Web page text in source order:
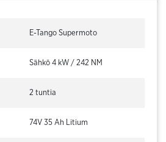
E-Tango Supermoto
Sähkö 4 kW / 242 NM
2 tuntia
74V 35 Ah Litium